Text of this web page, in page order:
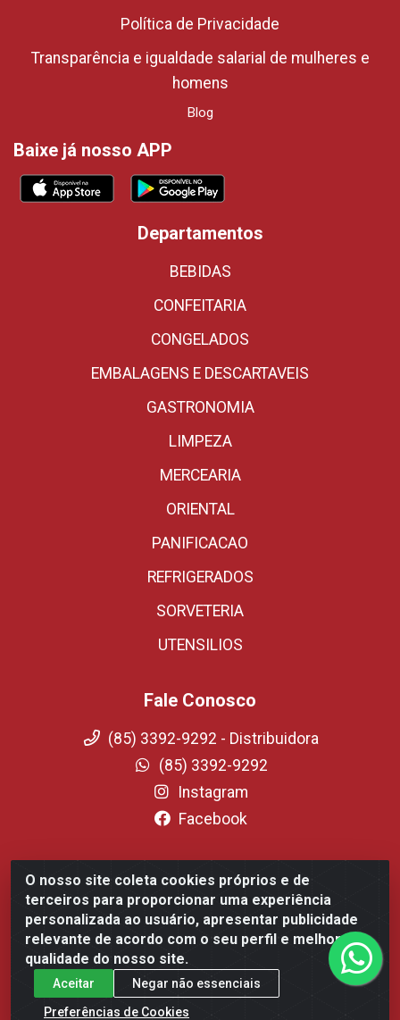
O nosso site coleta cookies próprios e de
terceiros para proporcionar uma experiência
personalizada ao usuário, apresentar publicidade
relevante de acordo com o seu perfil e melhorar a
qualidade do nosso site.
Aceitar
Negar não essenciais
Preferências de Cookies
Política de Privacidade
Transparência e igualdade salarial de mulheres e
homens
Blog
Baixe já nosso APP
Departamentos
BEBIDAS
CONFEITARIA
CONGELADOS
EMBALAGENS E DESCARTAVEIS
GASTRONOMIA
LIMPEZA
MERCEARIA
ORIENTAL
PANIFICACAO
REFRIGERADOS
SORVETERIA
UTENSILIOS
Fale Conosco
(85) 3392-9292 - Distribuidora
(85) 3392-9292
Instagram
Facebook
Fortali Distribuidora de Alimentos LTDA - Avenida Tomaz
Coelho, 1268 - Messejana, Fortaleza/CE - CEP 60.863-254-
CNPJ 09.317.318.0001-75